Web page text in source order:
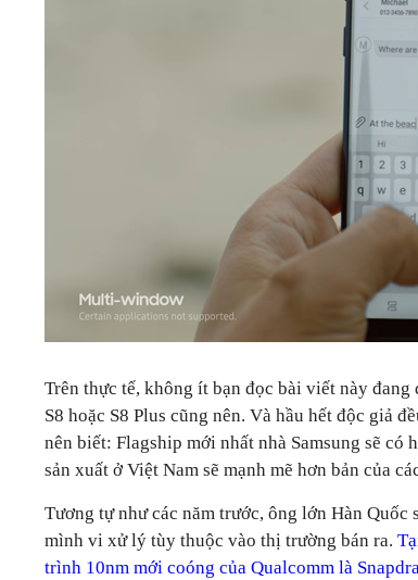
Trên thực tế, không ít bạn đọc bài viết này
S8 hoặc S8 Plus cũng nên. Và hầu hết độc giả
nên biết: Flagship mới nhất nhà Samsung sẽ có
sản xuất ở Việt Nam sẽ mạnh mẽ hơn bản của
Tương tự như các năm trước, ông lớn Hàn Quốc
mình vi xử lý tùy thuộc vào thị trường bán ra.
trình 10nm mới coóng của Qualcomm là